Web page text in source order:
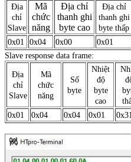
Địa
chỉ
Slave
Mã
chức
năng
Địa chỉ
thanh ghi
byte cao
Địa chỉ
thanh ghi
byte thấp
0x01
0x04 0x00 0x01
Slave response data frame:
Địa
chỉ
Slave
Mã
chức
năng
Số
byte
Nhiệt
độ
byte
cao
0x01 0x04 0x04 0x01 0x31